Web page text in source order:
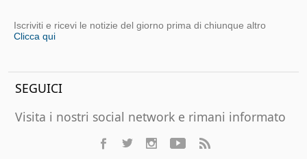
Iscriviti e ricevi le notizie del giorno prima di chiunque altro
Clicca qui
SEGUICI
Visita i nostri social network e rimani informato